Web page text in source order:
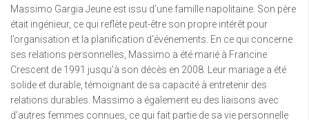
Massimo Gargia Jeune est issu d’une famille napolitaine. Son père
était ingénieur, ce qui reflète peut-être son propre intérêt pour
l’organisation et la planification d’événements. En ce qui concerne
ses relations personnelles, Massimo a été marié à Francine
Crescent de 1991 jusqu’à son décès en 2008. Leur mariage a été
solide et durable, témoignant de sa capacité à entretenir des
relations durables. Massimo a également eu des liaisons avec
d’autres femmes connues, ce qui fait partie de sa vie personnelle